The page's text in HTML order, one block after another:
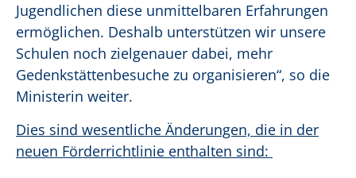
Jugendlichen diese unmittelbaren Erfahrungen
ermöglichen. Deshalb unterstützen wir unsere
Schulen noch zielgenauer dabei, mehr
Gedenkstättenbesuche zu organisieren“, so die
Ministerin weiter.
Dies sind wesentliche Änderungen, die in der
neuen Förderrichtlinie enthalten sind: